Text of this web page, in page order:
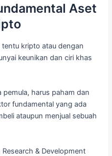
Aset
kripto atau dengan
keunikan dan ciri khas
harus paham dan
fundamental yang ada
ataupun menjual sebuah
& Development